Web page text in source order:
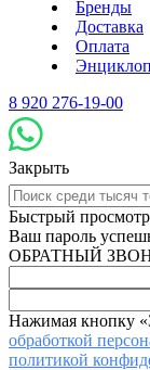
Бренды
Доставка
Оплата
8 920 276-19-00
Закрыть
Быстрый просмотр
Ваш пароль
ОБРАТНЫЙ
Нажимая кнопку
обработкой
политикой